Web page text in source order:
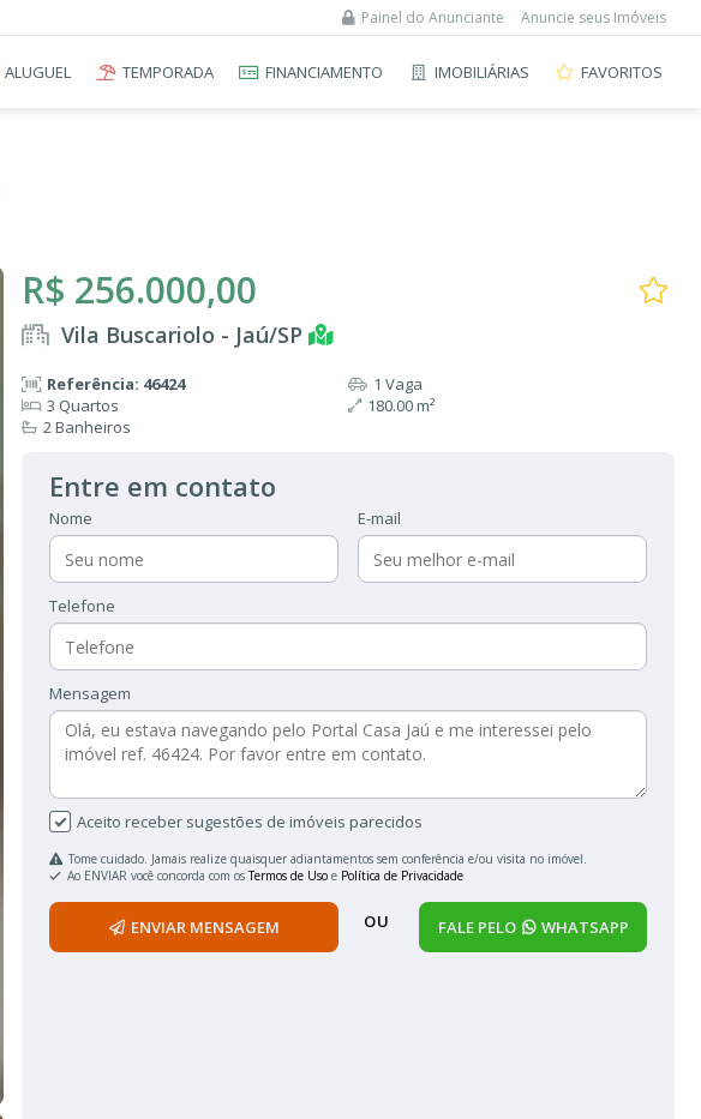
Painel do Anunciante Anuncie seus Imóveis
ALUGUEL TEMPORADA FINANCIAMENTO IMOBILIÁRIAS FAVORITOS
R$ 256.000,00
Vila Buscariolo - Jaú/SP
Referência: 46424
3 Quartos
2 Banheiros
1 Vaga
180.00 m²
Entre em contato
Nome E-mail
Telefone
Mensagem
Aceito receber sugestões de imóveis parecidos
Tome cuidado. Jamais realize quaisquer adiantamentos sem conferência e/ou visita no imóvel.
Ao ENVIAR você concorda com osTermos de Uso e Política de Privacidade
ENVIAR MENSAGEM OU FALE PELO WHATSAPP